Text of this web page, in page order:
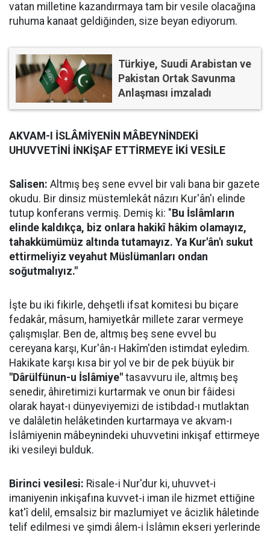
vatan milletine kazandırmaya tam bir vesile olacağına
ruhuma kanaat geldiğinden, size beyan ediyorum.
Türkiye, Suudi Arabistan ve
Pakistan Ortak Savunma
Anlaşması imzaladı
AKVAM-I İSLÂMİYENİN MÂBEYNİNDEKİ
UHUVVETİNİ İNKİŞAF ETTİRMEYE İKİ VESİLE
Salisen: Altmış beş sene evvel bir vali bana bir gazete
okudu. Bir dinsiz müstemlekât nâzırı Kur'ân'ı elinde
tutup konferans vermiş. Demiş ki: " Bu İslâmların
elinde kaldıkça, biz onlara hakikî hâkim olamayız,
tahakkümümüz altında tutamayız. Ya Kur'ân'ı sukut
ettirmeliyiz veyahut Müslümanları ondan
soğutmalıyız."
İşte bu iki fikirle, dehşetli ifsat komitesi bu biçare
fedakâr, mâsum, hamiyetkâr millete zarar vermeye
çalışmışlar. Ben de, altmış beş sene evvel bu
cereyana karşı, Kur'ân-ı Hakîm'den istimdat eyledim.
Hakikate karşı kısa bir yol ve bir de pek büyük bir
"Dârülfünun-u İslâmiye" tasavvuru ile, altmış beş
senedir, âhiretimizi kurtarmak ve onun bir fâidesi
olarak hayat-ı dünyeviyemizi de istibdad-ı mutlaktan
ve dalâletin helâketinden kurtarmaya ve akvam-ı
İslâmiyenin mâbeynindeki uhuvvetini inkişaf ettirmeye
iki vesileyi bulduk.
Birinci vesilesi: Risale-i Nur'dur ki, uhuvvet-i
imaniyenin inkişafına kuvvet-i iman ile hizmet ettiğine
kat'î delil, emsalsiz bir mazlumiyet ve âcizlik hâletinde
telif edilmesi ve şimdi âlem-i İslâmın ekseri yerlerinde